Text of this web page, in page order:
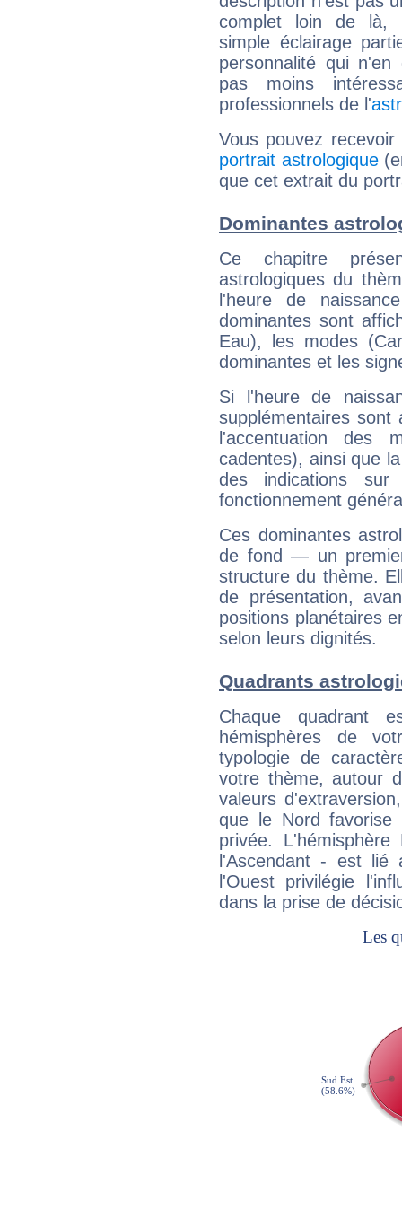
complet loin de là,
simple éclairage
personnalité qui n'en
pas moins
professionnels de l'
Vous pouvez
portrait astrologique
que cet extrait du
Dominantes
Ce chapitre
astrologiques du
l'heure de
dominantes sont
Eau), les modes
dominantes et les
Si l'heure de
supplémentaires sont
l'accentuation des
cadentes), ainsi que
des indications sur
fonctionnement
Ces dominantes
de fond — un
structure du thème.
de présentation,
positions planétaires
selon leurs dignités.
Quadrants
Chaque quadrant
hémisphères de
typologie de
votre thème, autour
valeurs
que le Nord favorise
privée.
l'Ascendant - est
l'Ouest privilégie
dans la prise de